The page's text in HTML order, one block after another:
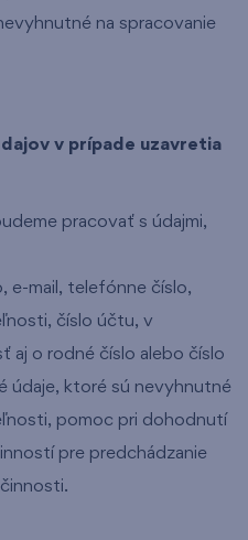
na spracovanie
v prípade uzavretia
pracovať s údajmi,
e-mail, telefónne číslo,
číslo účtu, v
aj o rodné číslo alebo číslo
údaje, ktoré sú nevyhnutné
pomoc pri dohodnutí
pre predchádzanie